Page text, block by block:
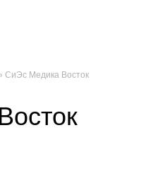
СиЭс Медика Восток